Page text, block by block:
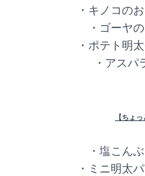
・キノコの
・ゴーヤ
・ポテト明
・アス
【ちょ
・塩こん
・ミニ明太